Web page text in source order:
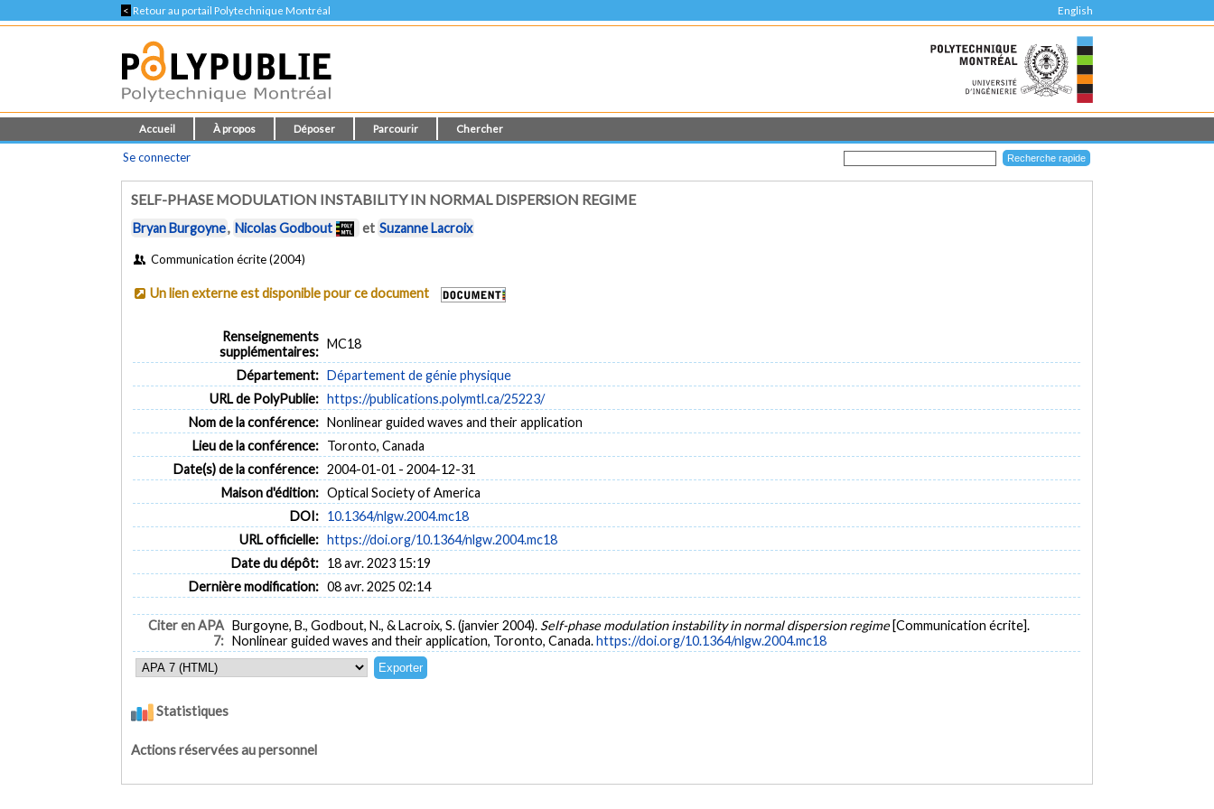
< Retour au portail Polytechnique Montréal English
Accueil À propos Déposer Parcourir Chercher
Se connecter
SELF-PHASE MODULATION INSTABILITY IN NORMAL DISPERSION REGIME
Bryan Burgoyne, Nicolas Godbout et Suzanne Lacroix
Communication écrite (2004)
Un lien externe est disponible pour ce document
Renseignements
supplémentaires:
MC18
Département: Département de génie physique
URL de PolyPublie: https://publications.polymtl.ca/25223/
Nom de la conférence: Nonlinear guided waves and their application
Lieu de la conférence: Toronto, Canada
Date(s) de la conférence: 2004-01-01 - 2004-12-31
Maison d'édition: Optical Society of America
DOI: 10.1364/nlgw.2004.mc18
URL officielle: https://doi.org/10.1364/nlgw.2004.mc18
Date du dépôt: 18 avr. 2023 15:19
Dernière modification: 08 avr. 2025 02:14
Citer en APA
7:
Burgoyne, B., Godbout, N., & Lacroix, S. (janvier 2004). Self-phase modulation instability in normal dispersion regime [Communication écrite].
Nonlinear guided waves and their application, Toronto, Canada.https://doi.org/10.1364/nlgw.2004.mc18
Statistiques
Actions réservées au personnel